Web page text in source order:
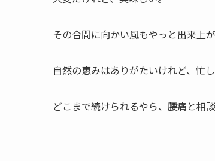
その合間に向かい風もやっと出来上
自然の恵みはありがたいけれど、忙
どこまで続けられるやら、腰痛と相談